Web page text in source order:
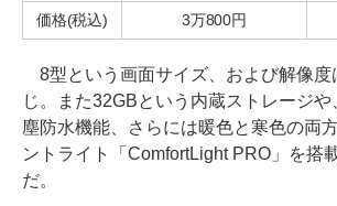
価格(税込) 3万800円
8型という画面サイズ、および解像度
じ。また32GBという内蔵ストレージ
塵防水機能、さらには暖色と寒色の両
ントライト「ComfortLight PRO」を搭
だ。